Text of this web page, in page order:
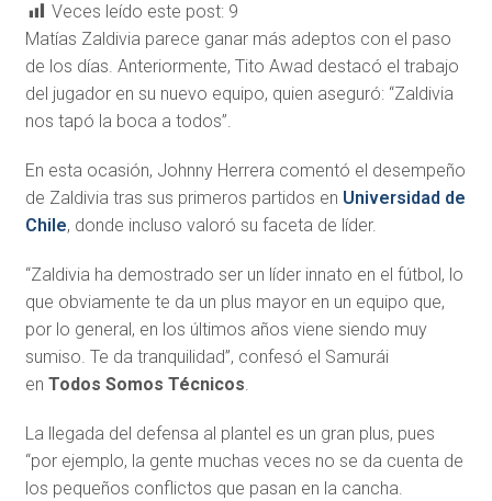
Veces leído este post: 9
Matías Zaldivia parece ganar más adeptos con el paso
de los días. Anteriormente, Tito Awad destacó el trabajo
del jugador en su nuevo equipo, quien aseguró: “Zaldivia
nos tapó la boca a todos”.
En esta ocasión, Johnny Herrera comentó el desempeño
de Zaldivia tras sus primeros partidos en Universidad de
Chile, donde incluso valoró su faceta de líder.
“Zaldivia ha demostrado ser un líder innato en el fútbol, lo
que obviamente te da un plus mayor en un equipo que,
por lo general, en los últimos años viene siendo muy
sumiso. Te da tranquilidad”, confesó el Samurái
en Todos Somos Técnicos.
La llegada del defensa al plantel es un gran plus, pues
“por ejemplo, la gente muchas veces no se da cuenta de
los pequeños conflictos que pasan en la cancha.